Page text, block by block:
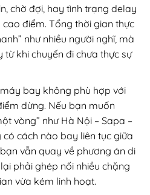
chờ đợi, hay tình trạng delay
điểm. Tổng thời gian thực
như nhiều người nghĩ, mà
khi chuyến đi chưa thực sự
bay không phù hợp với
dừng. Nếu bạn muốn
vòng” như Hà Nội – Sapa –
cách nào bay liên tục giữa
vẫn quay về phương án di
phải ghép nối nhiều chặng
vừa kém linh hoạt.